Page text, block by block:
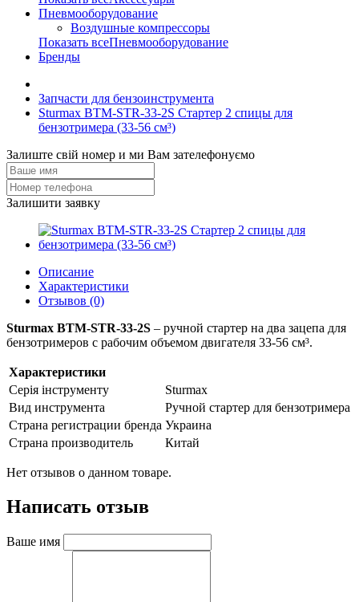
Пневмооборудование
Воздушные компрессоры
Показать всеПневмооборудование
Бренды
Запчасти для бензоинструмента
Sturmax BTM-STR-33-2S Стартер 2 спицы для
бензотримера (33-56 см³)
Залиште свій номер и ми Вам зателефонуємо
Залишити заявку
Описание
Характеристики
Отзывов (0)
Sturmax BTM-STR-33-2S – ручной стартер на два зацепа для
бензотримеров с рабочим объемом двигателя 33-56 см³.
Характеристики
Серія інструменту
Sturmax
Вид инструмента
Ручной стартер для бензотримера
Страна регистрации бренда Украина
Страна производитель
Китай
Нет отзывов о данном товаре.
Написать отзыв
Ваше имя